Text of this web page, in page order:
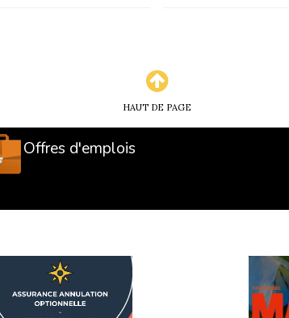
HAUT DE PAGE
Offres d'emplois